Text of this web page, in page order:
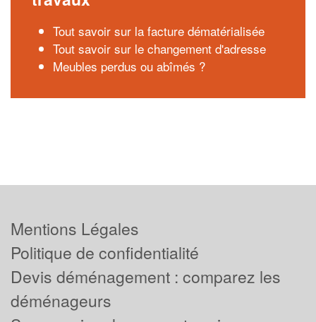
Tout savoir sur la facture dématérialisée
Tout savoir sur le changement d'adresse
Meubles perdus ou abîmés ?
Mentions Légales
Politique de confidentialité
Devis déménagement : comparez les
déménageurs